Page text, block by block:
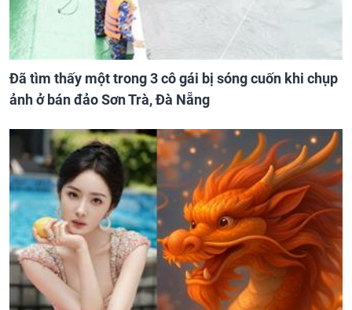
Đã tìm thấy một trong 3 cô gái bị sóng cuốn khi chụp
ảnh ở bán đảo Sơn Trà, Đà Nẵng